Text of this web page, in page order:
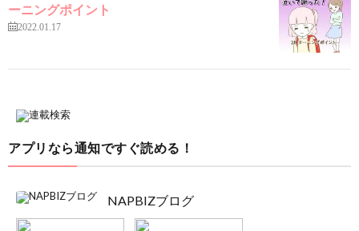
ーニングポイント
2022.01.17
アプリなら通知ですぐ読める！
NAPBIZブログ